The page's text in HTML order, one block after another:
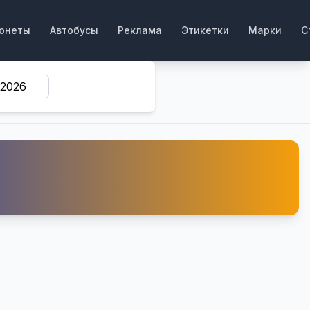
Автобусы Реклама Этикетки Марки